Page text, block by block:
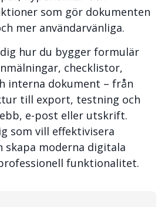
som gör dokumenten
mer användarvänliga.
hur du bygger formulär
checklistor,
interna dokument – från
till export, testning och
e-post eller utskrift.
som vill effektivisera
skapa moderna digitala
funktionalitet.